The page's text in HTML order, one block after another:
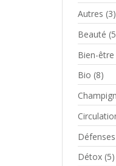
Autres (3)
Beauté
Bien-être
Bio (8)
Détox (5)